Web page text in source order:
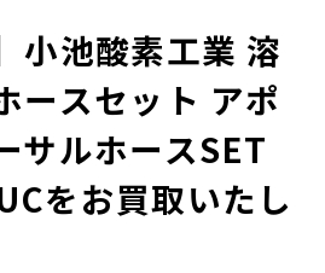
小池酸素工業 溶
ースセット アポ
サルホースSET
をお買取いたし